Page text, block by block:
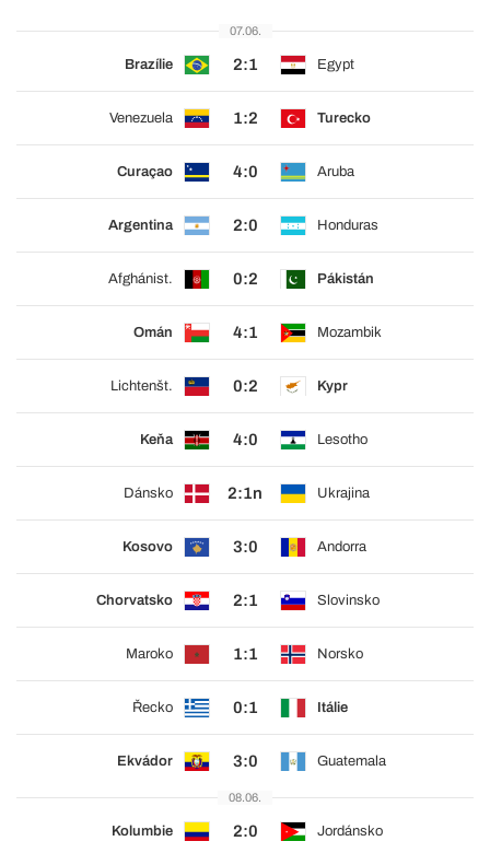
07.06.
Brazílie 2:1 Egypt
Venezuela 1:2 Turecko
Curaçao 4:0 Aruba
Argentina 2:0 Honduras
Afghánist. 0:2 Pákistán
Omán 4:1 Mozambik
Lichtenšt. 0:2 Kypr
Keňa 4:0 Lesotho
Dánsko 2:1n Ukrajina
Kosovo 3:0 Andorra
Chorvatsko 2:1 Slovinsko
Maroko 1:1 Norsko
Řecko 0:1 Itálie
Ekvádor 3:0 Guatemala
08.06.
Kolumbie 2:0 Jordánsko